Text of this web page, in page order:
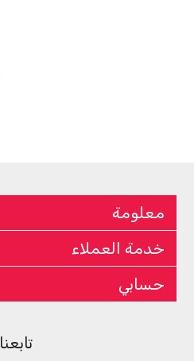
معلومة
خدمة العملاء
حسابي
تابعنا